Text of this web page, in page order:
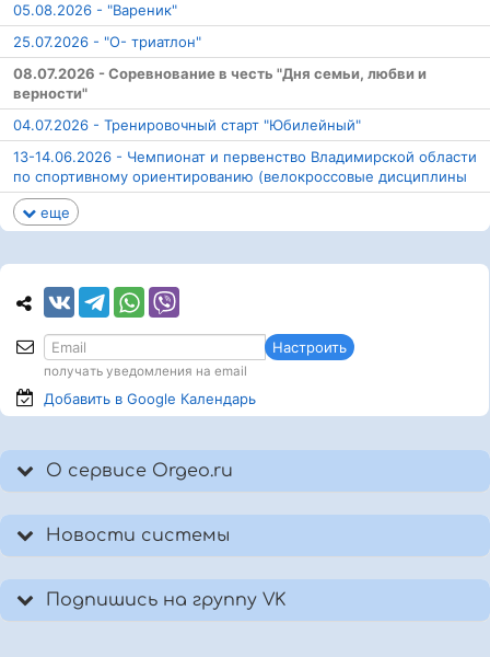
05.08.2026 - "Вареник"
25.07.2026 - "О- триатлон"
08.07.2026 - Соревнование в честь "Дня семьи, любви и
верности"
04.07.2026 - Тренировочный старт "Юбилейный"
13-14.06.2026 - Чемпионат и первенство Владимирской области
по спортивному ориентированию (велокроссовые дисциплины
еще
Настроить
получать уведомления на email
Добавить в Google Календарь
О сервисе Orgeo.ru
Новости системы
Подпишись на группу VK